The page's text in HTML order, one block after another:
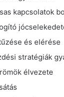
kapcsolatok
és elérése
stratégiák
élvezete